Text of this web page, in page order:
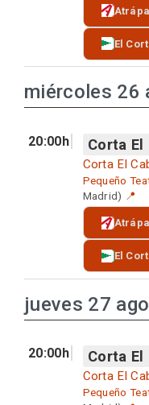
El
miércoles 26
20:00h Corta El
Corta El
Pequeño
Madrid) 📍
El
jueves 27
20:00h Corta El
Corta El
Pequeño